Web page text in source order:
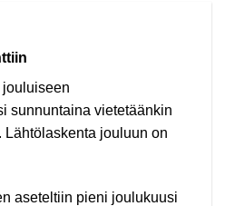
sunnuntaina vietetäänkin
Lähtölaskenta jouluun on
aseteltiin pieni joulukuusi